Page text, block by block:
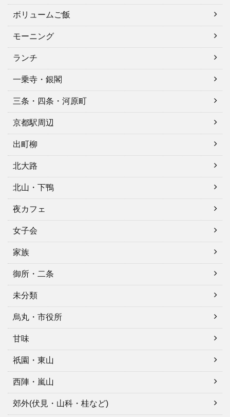
ボリュームご飯
モーニング
ランチ
一乗寺・銀閣
三条・四条・河原町
京都駅周辺
出町柳
北大路
北山・下鴨
夜カフェ
女子会
家族
御所・二条
未分類
烏丸・市役所
甘味
祇園・東山
西陣・嵐山
郊外(伏見・山科・桂など)